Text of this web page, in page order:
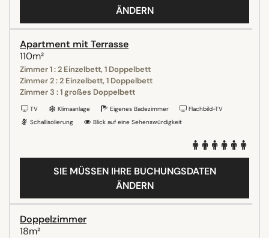
ÄNDERN
Apartment mit Terrasse
110m²
Zimmer 1 : 2 Einzelbett, 1 Doppelbett
Zimmer 2 : 2 Einzelbett, 1 Doppelbett
Zimmer 3 : 1 großes Doppelbett
TV Klimaanlage Eigenes Badezimmer
Flachbild-TV
Schallisolierung
Blick auf eine Sehenswürdigkeit
SIE MÜSSEN IHRE BUCHUNGSDATEN
ÄNDERN
Doppelzimmer
18m²